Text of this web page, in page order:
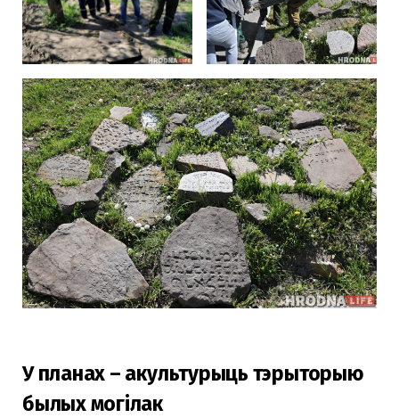
У планах – акультурыць тэрыторыю
былых могілак